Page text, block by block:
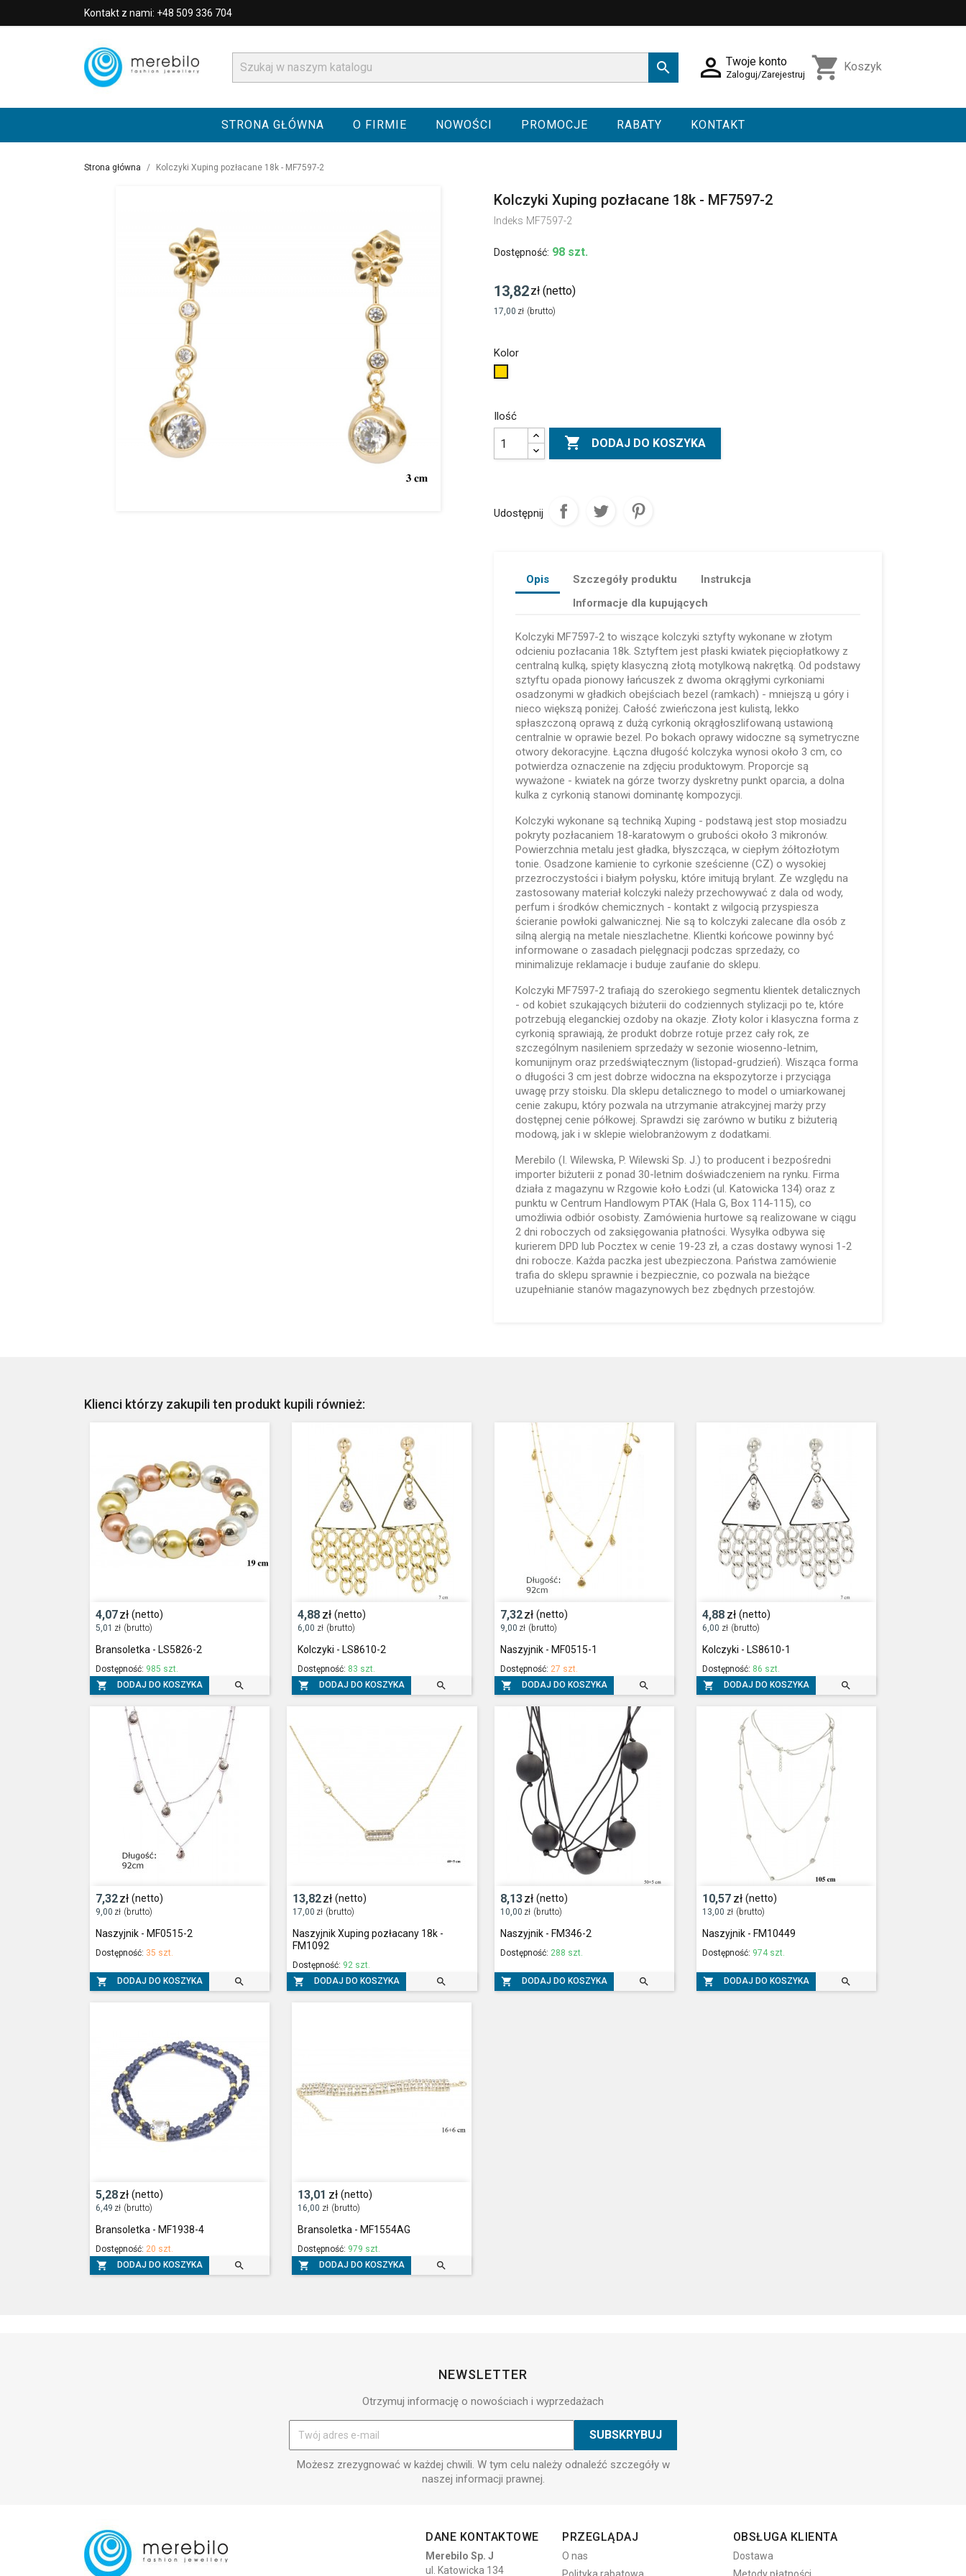
Kontakt z nami: +48 509 336 704
  Twoje konto
Zaloguj/Zarejestruj shopping_cart Koszyk
STRONA GŁÓWNA O FIRMIE NOWOŚCI PROMOCJE RABATY KONTAKT
Strona główna Kolczyki Xuping pozłacane 18k - MF7597-2
Kolczyki Xuping pozłacane 18k - MF7597-2
Indeks MF7597-2
Dostępność: 98 szt.
13,82zł (netto)
17,00 zł (brutto)
Kolor
Ilość
 DODAJ DO KOSZYKA
Udostępnij
Opis Szczegóły produktu
Instrukcja
Informacje dla kupujących
Kolczyki MF7597-2 to wiszące kolczyki sztyfty wykonane w złotym
odcieniu pozłacania 18k. Sztyftem jest płaski kwiatek pięciopłatkowy z
centralną kulką, spięty klasyczną złotą motylkową nakrętką. Od podstawy
sztyftu opada pionowy łańcuszek z dwoma okrągłymi cyrkoniami
osadzonymi w gładkich obejściach bezel (ramkach) - mniejszą u góry i
nieco większą poniżej. Całość zwieńczona jest kulistą, lekko
spłaszczoną oprawą z dużą cyrkonią okrągłoszlifowaną ustawioną
centralnie w oprawie bezel. Po bokach oprawy widoczne są symetryczne
otwory dekoracyjne. Łączna długość kolczyka wynosi około 3 cm, co
potwierdza oznaczenie na zdjęciu produktowym. Proporcje są
wyważone - kwiatek na górze tworzy dyskretny punkt oparcia, a dolna
kulka z cyrkonią stanowi dominantę kompozycji.
Kolczyki wykonane są techniką Xuping - podstawą jest stop mosiadzu
pokryty pozłacaniem 18-karatowym o grubości około 3 mikronów.
Powierzchnia metalu jest gładka, błyszcząca, w ciepłym żółtozłotym
tonie. Osadzone kamienie to cyrkonie sześcienne (CZ) o wysokiej
przezroczystości i białym połysku, które imitują brylant. Ze względu na
zastosowany materiał kolczyki należy przechowywać z dala od wody,
perfum i środków chemicznych - kontakt z wilgocią przyspiesza
ścieranie powłoki galwanicznej. Nie są to kolczyki zalecane dla osób z
silną alergią na metale nieszlachetne. Klientki końcowe powinny być
informowane o zasadach pielęgnacji podczas sprzedaży, co
minimalizuje reklamacje i buduje zaufanie do sklepu.
Kolczyki MF7597-2 trafiają do szerokiego segmentu klientek detalicznych
- od kobiet szukających biżuterii do codziennych stylizacji po te, które
potrzebują eleganckiej ozdoby na okazje. Złoty kolor i klasyczna forma z
cyrkonią sprawiają, że produkt dobrze rotuje przez cały rok, ze
szczególnym nasileniem sprzedaży w sezonie wiosenno-letnim,
komunijnym oraz przedświątecznym (listopad-grudzień). Wisząca forma
o długości 3 cm jest dobrze widoczna na ekspozytorze i przyciąga
uwagę przy stoisku. Dla sklepu detalicznego to model o umiarkowanej
cenie zakupu, który pozwala na utrzymanie atrakcyjnej marży przy
dostępnej cenie półkowej. Sprawdzi się zarówno w butiku z biżuterią
modową, jak i w sklepie wielobranżowym z dodatkami.
Merebilo (I. Wilewska, P. Wilewski Sp. J.) to producent i bezpośredni
importer biżuterii z ponad 30-letnim doświadczeniem na rynku. Firma
działa z magazynu w Rzgowie koło Łodzi (ul. Katowicka 134) oraz z
punktu w Centrum Handlowym PTAK (Hala G, Box 114-115), co
umożliwia odbiór osobisty. Zamówienia hurtowe są realizowane w ciągu
2 dni roboczych od zaksięgowania płatności. Wysyłka odbywa się
kurierem DPD lub Pocztex w cenie 19-23 zł, a czas dostawy wynosi 1-2
dni robocze. Każda paczka jest ubezpieczona. Państwa zamówienie
trafia do sklepu sprawnie i bezpiecznie, co pozwala na bieżące
uzupełnianie stanów magazynowych bez zbędnych przestojów.
Klienci którzy zakupili ten produkt kupili również:
4,07zł (netto)
5,01 zł (brutto)
Bransoletka - LS5826-2
Dostępność: 985 szt.
 DODAJ DO KOSZYKA 
4,88 zł (netto)
6,00 zł (brutto)
Kolczyki - LS8610-2
Dostępność: 83 szt.
 DODAJ DO KOSZYKA 
7,32zł (netto)
9,00 zł (brutto)
Naszyjnik - MF0515-1
Dostępność: 27 szt.
 DODAJ DO KOSZYKA 
4,88 zł (netto)
6,00 zł (brutto)
Kolczyki - LS8610-1
Dostępność: 86 szt.
 DODAJ DO KOSZYKA 
7,32zł (netto)
9,00 zł (brutto)
Naszyjnik - MF0515-2
Dostępność: 35 szt.
 DODAJ DO KOSZYKA 
13,82zł (netto)
17,00 zł (brutto)
Naszyjnik Xuping pozłacany 18k -
FM1092
Dostępność: 92 szt.
 DODAJ DO KOSZYKA 
8,13zł (netto)
10,00 zł (brutto)
Naszyjnik - FM346-2
Dostępność: 288 szt.
 DODAJ DO KOSZYKA 
10,57 zł (netto)
13,00 zł (brutto)
Naszyjnik - FM10449
Dostępność: 974 szt.
 DODAJ DO KOSZYKA 
5,28zł (netto)
6,49 zł (brutto)
Bransoletka - MF1938-4
Dostępność: 20 szt.
 DODAJ DO KOSZYKA 
13,01 zł (netto)
16,00 zł (brutto)
Bransoletka - MF1554AG
Dostępność: 979 szt.
 DODAJ DO KOSZYKA 
NEWSLETTER
Otrzymuj informację o nowościach i wyprzedażach
Możesz zrezygnować w każdej chwili. W tym celu należy odnaleźć szczegóły w
naszej informacji prawnej.
DANE KONTAKTOWE
Merebilo Sp. J
ul. Katowicka 134
PRZEGLĄDAJ
O nas
OBSŁUGA KLIENTA
Dostawa